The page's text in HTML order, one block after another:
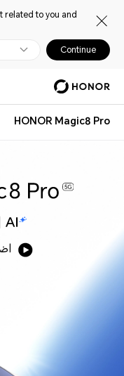
related to you and
Continue
HONOR Magic8 Pro